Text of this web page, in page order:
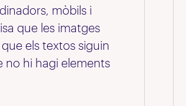
mòbils i
que les imatges
que els textos siguin
no hi hagi elements